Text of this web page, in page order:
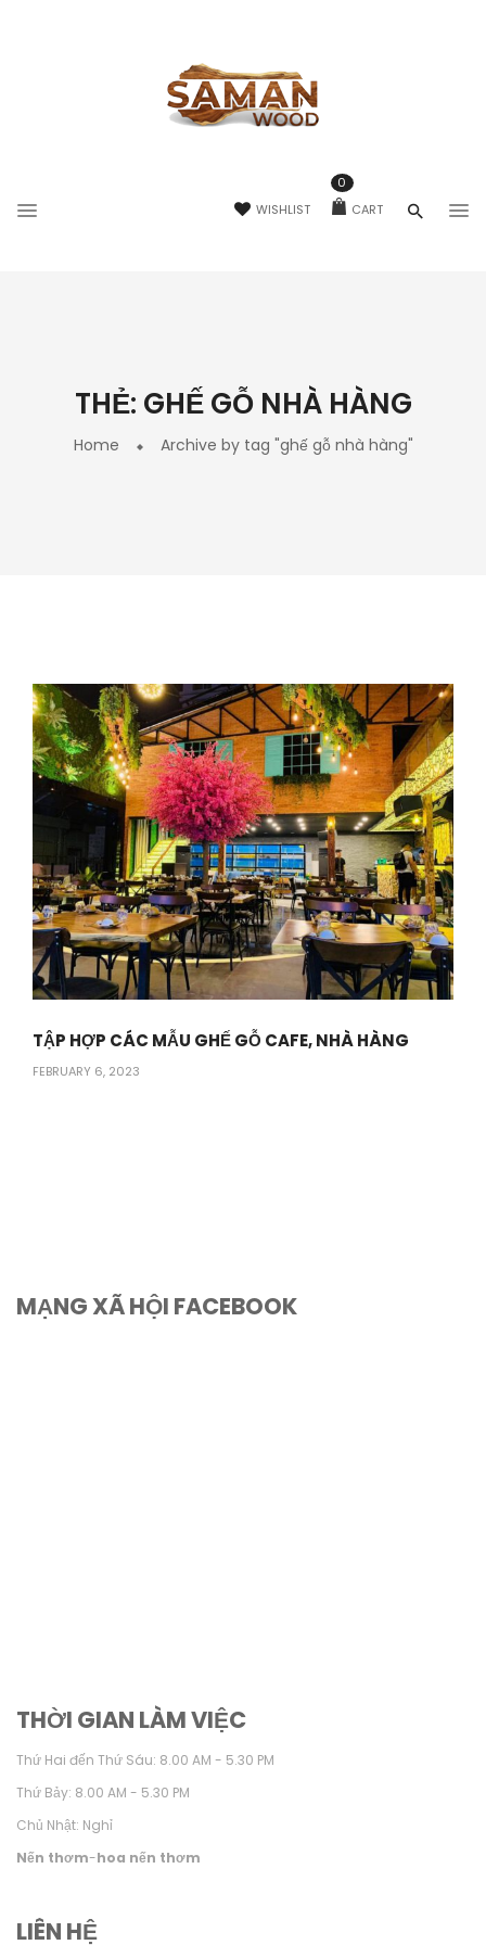
WISHLIST CART
0
THẺ: GHẾ GỖ NHÀ HÀNG
Home Archive by tag "ghế gỗ nhà hàng"
TẬP HỢP CÁC MẪU GHẾ GỖ CAFE, NHÀ HÀNG
FEBRUARY 6, 2023
MẠNG XÃ HỘI FACEBOOK
THỜI GIAN LÀM VIỆC
Thứ Hai đến Thứ Sáu: 8.00 AM - 5.30 PM
Thứ Bảy: 8.00 AM - 5.30 PM
Chủ Nhật: Nghỉ
Nến thơm-hoa nến thơm
LIÊN HỆ